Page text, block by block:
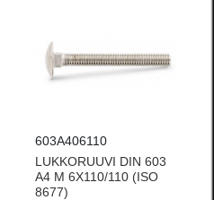
603A406110
LUKKORUUVI DIN 603
A4 M 6X110/110 (ISO
8677)